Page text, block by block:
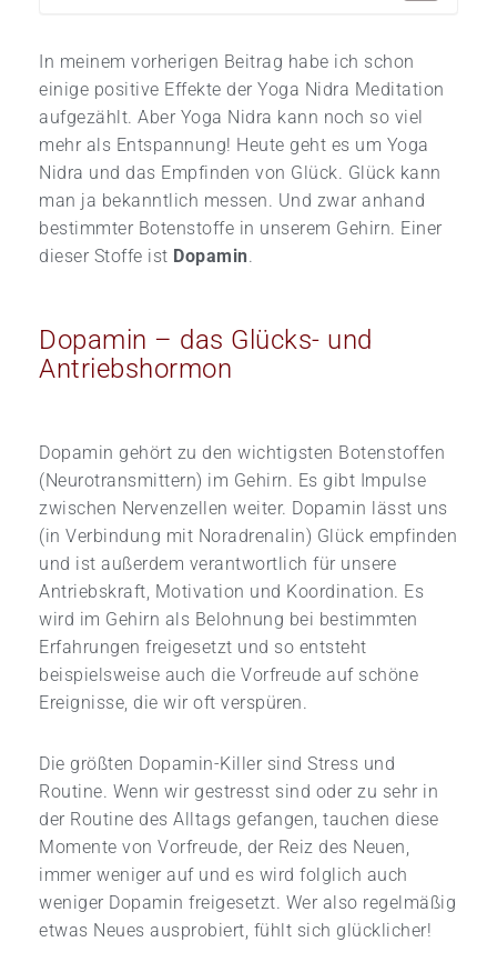
In meinem vorherigen Beitrag habe ich schon
einige positive Effekte der Yoga Nidra Meditation
aufgezählt. Aber Yoga Nidra kann noch so viel
mehr als Entspannung! Heute geht es um Yoga
Nidra und das Empfinden von Glück. Glück kann
man ja bekanntlich messen. Und zwar anhand
bestimmter Botenstoffe in unserem Gehirn. Einer
dieser Stoffe ist Dopamin.
Dopamin – das Glücks- und
Antriebshormon
Dopamin gehört zu den wichtigsten Botenstoffen
(Neurotransmittern) im Gehirn. Es gibt Impulse
zwischen Nervenzellen weiter. Dopamin lässt uns
(in Verbindung mit Noradrenalin) Glück empfinden
und ist außerdem verantwortlich für unsere
Antriebskraft, Motivation und Koordination. Es
wird im Gehirn als Belohnung bei bestimmten
Erfahrungen freigesetzt und so entsteht
beispielsweise auch die Vorfreude auf schöne
Ereignisse, die wir oft verspüren.
Die größten Dopamin-Killer sind Stress und
Routine. Wenn wir gestresst sind oder zu sehr in
der Routine des Alltags gefangen, tauchen diese
Momente von Vorfreude, der Reiz des Neuen,
immer weniger auf und es wird folglich auch
weniger Dopamin freigesetzt. Wer also regelmäßig
etwas Neues ausprobiert, fühlt sich glücklicher!